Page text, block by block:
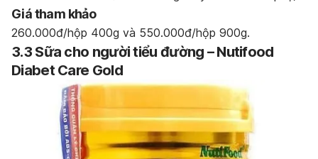
Giá tham khảo
260.000đ/hộp 400g và 550.000đ/hộp 900g.
3.3 Sữa cho người tiểu đường – Nutifood
Diabet Care Gold